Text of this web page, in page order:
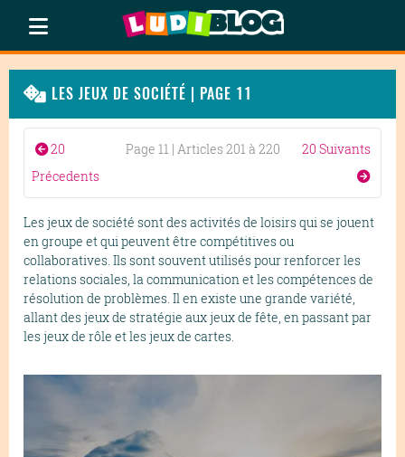
LES JEUX DE SOCIÉTÉ | PAGE 11
20
Précedents
Page 11 | Articles 201 à 220 20 Suivants
Les jeux de société sont des activités de loisirs qui se jouent
en groupe et qui peuvent être compétitives ou
collaboratives. Ils sont souvent utilisés pour renforcer les
relations sociales, la communication et les compétences de
résolution de problèmes. Il en existe une grande variété,
allant des jeux de stratégie aux jeux de fête, en passant par
les jeux de rôle et les jeux de cartes.